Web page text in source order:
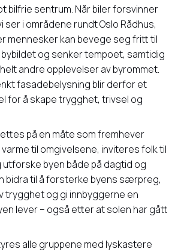
bilfrie sentrum. Når biler forsvinner
ser i områdene rundt Oslo Rådhus,
mennesker kan bevege seg fritt til
og senker tempoet, samtidig
andre opplevelser av byrommet.
fasadebelysning blir derfor et
for å skape trygghet, trivsel og
på en måte som fremhever
til omgivelsene, inviteres folk til
byen både på dagtid og
bidra til å forsterke byens særpreg,
trygghet og gi innbyggerne en
lever – også etter at solen har gått
alle gruppene med lyskastere